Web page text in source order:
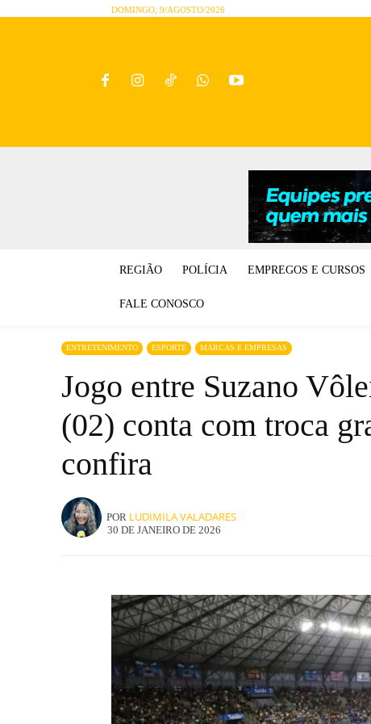
DOMINGO, 9/AGOSTO/2026
REGIÃO POLÍCIA EMPREGOS E CURSOS
FALE CONOSCO
ENTRETENIMENTO ESPORTE MARCAS E EMPRESAS
Jogo entre Suzano
(02) conta com troca
confira
POR LUDIMILA VALADARES
30 DE JANEIRO DE 2026